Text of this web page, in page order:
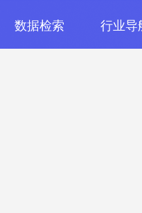
数据检索 行业导